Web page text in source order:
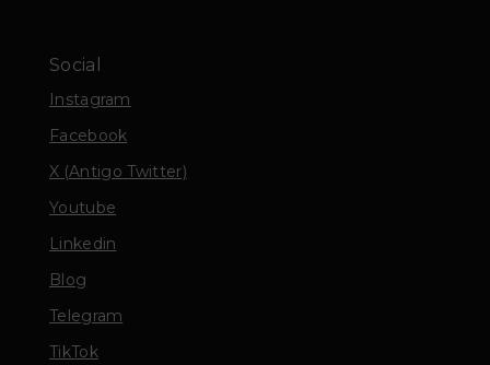
Social
Instagram
Facebook
X (Antigo Twitter)
Youtube
Linkedin
Blog
Telegram
TikTok